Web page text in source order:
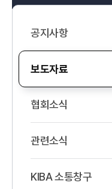
공지사항
보도자료
협회소식
관련소식
KIBA 소통창구